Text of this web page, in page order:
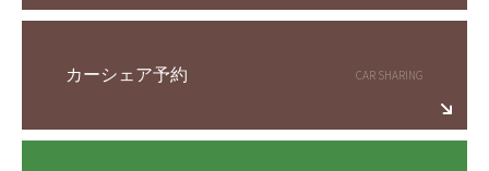
カーシェア予約